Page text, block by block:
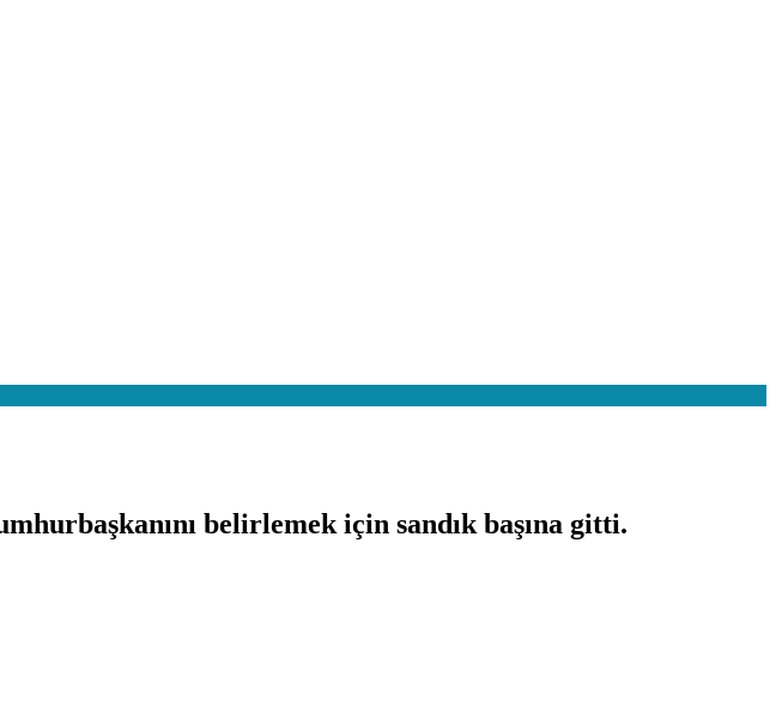
belirlemek için sandık başına gitti.